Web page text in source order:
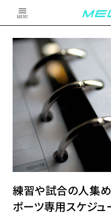
MENU
練習や試合の人集
ポーツ専用スケジ